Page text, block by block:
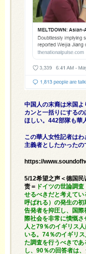
中国人の末裔は米国よ
カンと一括りにする
ほしい。442部隊も華
この華人女性記者は
主義者としたかったの
https://
5/12希望之声＜德国民
责＝ ドイツの世論調
せるべきだと考えて
呼ばれる）の発生の
告発者を抑圧し、国際
際社会を非常に憤慨
人と79％のイギリス
いる。74％のイギリ
た調査を行うべきで
し、90％の回答者は